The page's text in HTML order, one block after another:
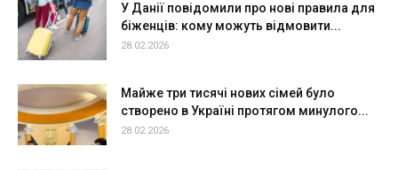
У Данії повідомили про нові правила для
біженців: кому можуть відмовити...
28.02.2026
Майже три тисячі нових сімей було
створено в Україні протягом минулого...
28.02.2026